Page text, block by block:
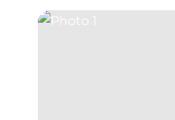
Photo 1